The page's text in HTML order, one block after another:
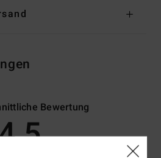
Bewertung
/5